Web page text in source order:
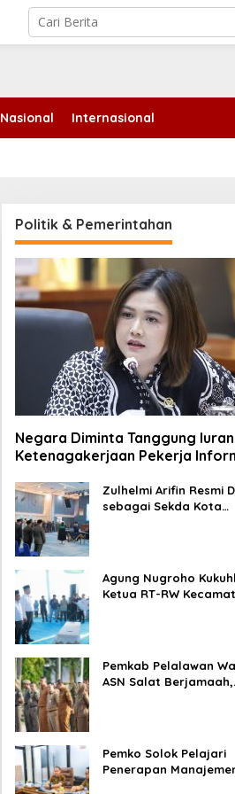
Nasional Internasional
Politik & Pemerintahan
Negara Diminta Tanggung Iuran
Ketenagakerjaan Pekerja
Zulhelmi Arifin Resmi
sebagai Sekda Kota
Agung Nugroho
Ketua RT-RW
Pemkab Pelalawan
ASN Salat Berjamaah,
Pemko Solok Pelajari
Penerapan